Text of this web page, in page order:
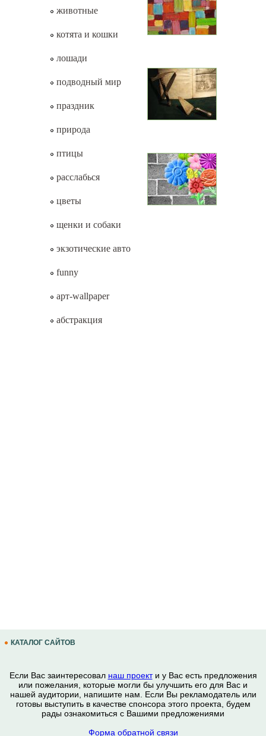
животные
котята и кошки
лошади
подводный мир
праздник
природа
птицы
расслабься
цветы
щенки и собаки
экзотические авто
funny
арт-wallpaper
абстракция
КАТАЛОГ САЙТОВ
Если Вас заинтересовал наш проекти у Вас есть предложения
или пожелания, которые могли бы улучшить его для Вас и
нашей аудитории, напишите нам. Если Вы рекламодатель или
готовы выступить в качестве спонсора этого проекта, будем
рады ознакомиться с Вашими предложениями
Форма обратной связи